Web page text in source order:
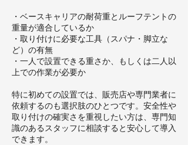
・ベースキャリアの耐荷重とルーフテントの
重量が適合しているか
・取り付けに必要な工具（スパナ・脚立な
ど）の有無
・一人で設置できる重さか、もしくは二人以
上での作業が必要か
特に初めての設置では、販売店や専門業者に
依頼するのも選択肢のひとつです。安全性や
取り付けの確実さを重視したい方は、専門知
識のあるスタッフに相談すると安心して導入
できます。